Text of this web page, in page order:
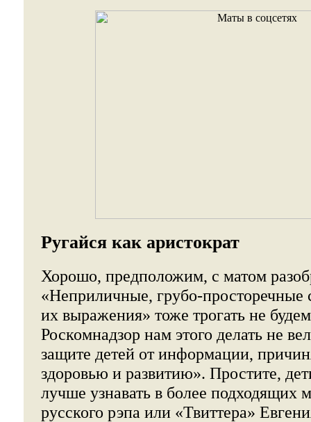
Ругайся как аристократ
Хорошо, предположим, с матом
«Неприличные, грубо-просторечные
их выражения» тоже трогать не
Роскомнадзор нам этого делать не
защите детей от информации,
здоровью и развитию». Простите,
лучше узнавать в более подходящих
русского рэпа или «Твиттера»